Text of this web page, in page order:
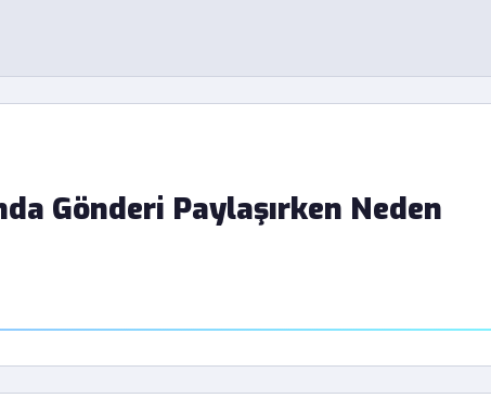
Gönderi Paylaşırken Neden